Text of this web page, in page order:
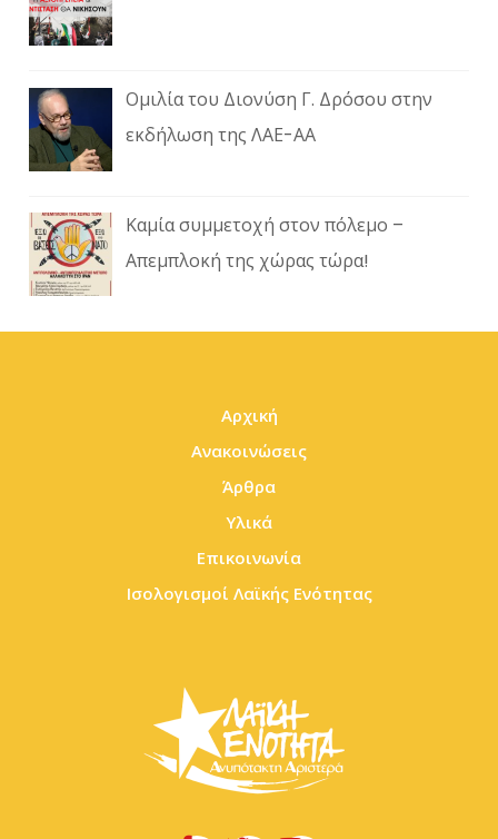
Ομιλία του Διονύση Γ. Δρόσου στην
εκδήλωση της ΛΑΕ-ΑΑ
Καμία συμμετοχή στον πόλεμο –
Απεμπλοκή της χώρας τώρα!
Αρχική
Ανακοινώσεις
Άρθρα
Υλικά
Επικοινωνία
Ισολογισμοί Λαϊκής Ενότητας